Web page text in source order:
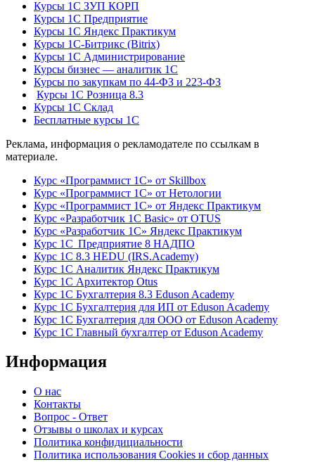
Курсы 1С ЗУП КОРП
Курсы 1С Предприятие
Курсы 1С Яндекс Практикум
Курсы 1С-Битрикс (Bitrix)
Курсы 1С Администрирование
Курсы бизнес — аналитик 1С
Курсы по закупкам по 44‑ФЗ и 223‑ФЗ
Курсы 1С Розница 8.3
Курсы 1С Склад
Бесплатные курсы 1С
Реклама, информация о рекламодателе по ссылкам в
материале.
Курс «Программист 1С» от Skillbox
Курс «Программист 1С» от Нетологии
Курс «Программист 1С» от Яндекс Практикум
Курс «Разработчик 1С Basic» от OTUS
Курс «Разработчик 1С» Яндекс Практикум
Курс 1С Предприятие 8 НАДПО
Курс 1С 8.3 HEDU (IRS.Academy)
Курс 1С Аналитик Яндекс Практикум
Курс 1С Архитектор Otus
Курс 1С Бухгалтерия 8.3 Eduson Academy
Курс 1С Бухгалтерия для ИП от Eduson Academy
Курс 1С Бухгалтерия для ООО от Eduson Academy
Курс 1С Главный бухгалтер от Eduson Academy
Информация
О нас
Контакты
Вопрос - Ответ
Отзывы о школах и курсах
Политика конфидициальности
Политика использования Cookies и сбор данных